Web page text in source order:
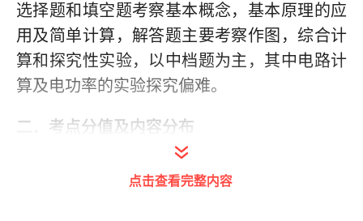
选择题和填空题考察基本概念，基本原理的应
用及简单计算，解答题主要考察作图，综合计
算和探究性实验，以中档题为主，其中电路计
算及电功率的实验探究偏难。
二．考点分值及内容分布
点击查看完整内容